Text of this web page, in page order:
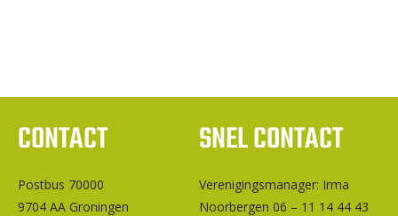
CONTACT
Postbus 70000
9704 AA Groningen
SNEL CONTACT
Ver­e­ni­gings­ma­na­ger: Irma
Noorbergen 06 – 11 14 44 43